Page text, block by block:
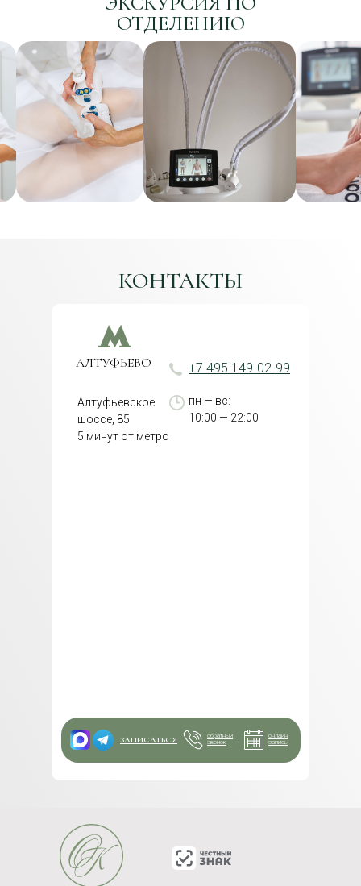
ОТДЕЛЕНИЮ
КОНТАКТЫ
АЛТУФЬЕВО
Алтуфьевское
шоссе, 85
5 минут от метро
пн — вс:
10:00 — 22:00
+7 495 149-02-99
онлайн
запись
обратный
звонок
ЗАПИСАТЬСЯ